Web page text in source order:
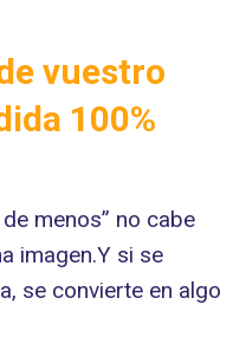
vuestro
100%
menos” no cabe
imagen.Y si se
se convierte en algo